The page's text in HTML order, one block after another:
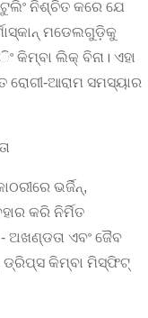
ନିଶ୍ଚିତ କରେ ଯେ
ମଡେଲଗୁଡ଼ିକୁ
ଲିକ୍ ବିନା। ଏହା
ରୋଗୀ-ଆରାମ ସମସ୍ୟାର
ଭର୍ଜିନ୍,
କରି ନିର୍ମିତ
ଏବଂ ଜୈବ
ଡ୍ରିପ୍ସ କିମ୍ବା ମିସ୍ଫିଟ୍